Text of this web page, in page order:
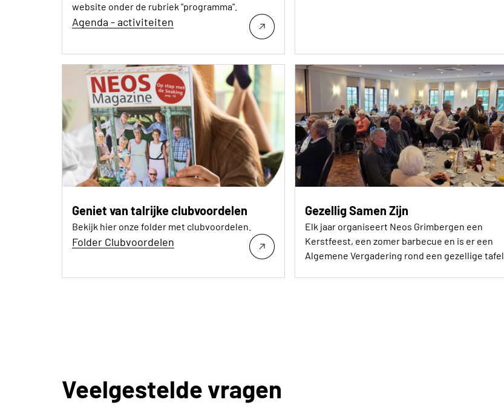
website onder de rubriek "programma".
Agenda - activiteiten
Geniet van talrijke clubvoordelen
Bekijk hier onze folder met clubvoordelen.
Folder Clubvoordelen
Gezellig Samen Zijn
Elk jaar organiseert Neos Grimbergen een
Kerstfeest, een zomer barbecue en is er een
Algemene Vergadering rond een gezellige tafel.
Veelgestelde vragen